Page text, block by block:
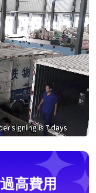
高費用